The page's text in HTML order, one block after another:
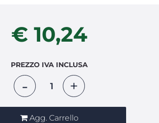
€ 10,24
PREZZO IVA INCLUSA
Agg. Carrello